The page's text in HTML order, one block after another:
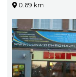
0.69 km